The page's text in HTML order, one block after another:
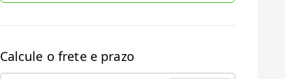
Calcule o frete e prazo